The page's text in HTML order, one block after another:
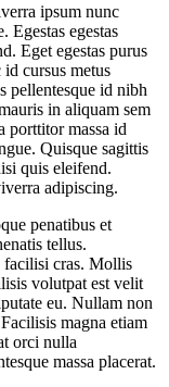
ipsum nunc
Egestas egestas
Eget egestas purus
cursus metus
pellentesque id nibh
in aliquam sem
porttitor massa id
Quisque sagittis
quis eleifend.
adipiscing.
penatibus et
tellus.
facilisi cras. Mollis
volutpat est velit
eu. Nullam non
magna etiam
orci nulla
massa placerat.